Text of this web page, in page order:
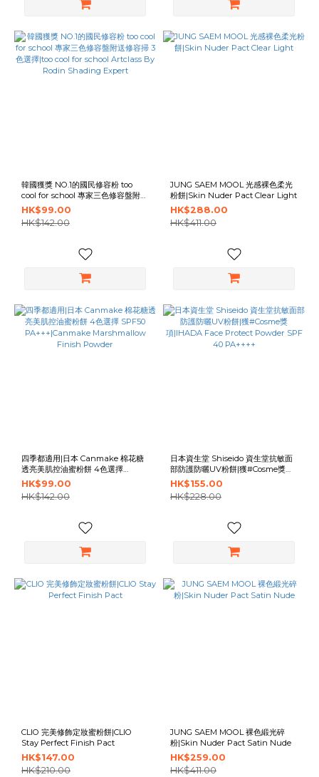
韓國獲獎 NO.1的國民修容粉 too
cool for school 專家三色修容盤附送
修容掃 3色選擇|too cool for school
Artclass By Rodin Shading
Expert
HK$99.00
HK$142.00
JUNG SAEM MOOL 光感裸色柔光
粉餅|Skin Nuder Pact Clear Light
HK$288.00
HK$411.00
四季都適用|日本 Canmake 棉花糖
透亮美肌控油蜜粉餅 4色選擇
SPF50 PA+++|Canmake
Marshmallow Finish Powder
HK$99.00
HK$142.00
日本資生堂 Shiseido 資生堂抗敏面
部防護防曬UV粉餅|獲#Cosme獎
項|IHADA Face Protect Powder
SPF 40 PA++++
HK$155.00
HK$228.00
CLIO 完美修飾定妝蜜粉餅|CLIO
Stay Perfect Finish Pact
HK$147.00
HK$210.00
JUNG SAEM MOOL 裸色緞光碎
粉|Skin Nuder Pact Satin Nude
HK$259.00
HK$411.00